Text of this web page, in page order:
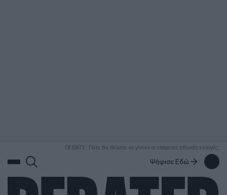
DEBATE: Πότε θα θέλατε να γίνουν οι επόμενες εθνικές εκλογές;
Ψήφισε Εδώ